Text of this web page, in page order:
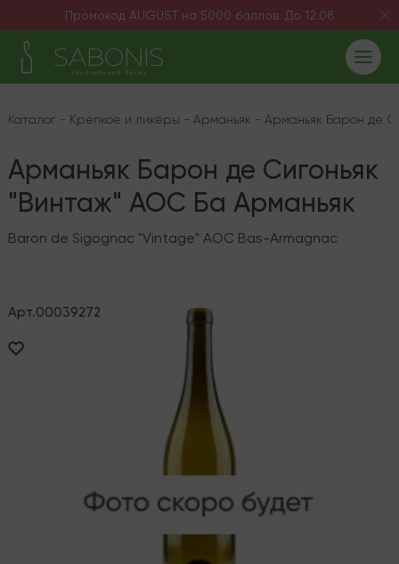
Промокод AUGUST на 5000 баллов. До 12.08
Каталог - Крепкое и ликёры - Арманьяк - Арманьяк Барон де
Арманьяк Барон де Сигоньяк
"Винтаж" AOC Ба Арманьяк
Baron de Sigognac "Vintage" AOC Bas-Armagnac
Арт.00039272